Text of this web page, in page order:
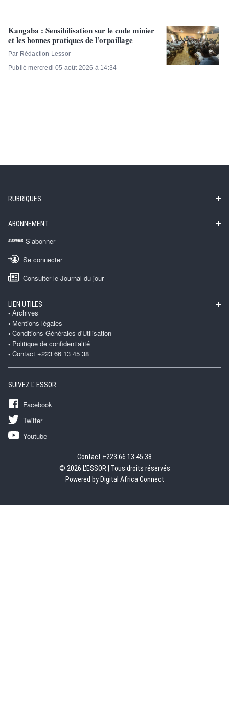
Kangaba : Sensibilisation sur le code minier
et les bonnes pratiques de l’orpaillage
Par Rédaction Lessor
Publié mercredi 05 août 2026 à 14:34
RUBRIQUES
ABONNEMENT
S’abonner
Se connecter
Consulter le Journal du jour
LIEN UTILES
Archives
Mentions légales
Conditions Générales d'Utilisation
Politique de confidentialité
Contact +223 66 13 45 38
SUIVEZ L' ESSOR
Facebook
Twitter
Youtube
Contact +223 66 13 45 38
© 2026 L'ESSOR | Tous droits réservés
Powered by Digital Africa Connect